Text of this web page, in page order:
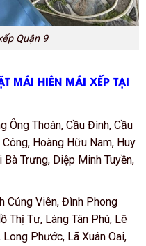
Quận 9
MÁI HIÊN MÁI XẾP TẠI
Ông Thoàn, Cầu Đình, Cầu
Hoàng Hữu Nam, Huy
Trưng, Diệp Minh Tuyền,
Củng Viên, Đình Phong
Thị Tư, Làng Tân Phú, Lê
Phước, Lã Xuân Oai,